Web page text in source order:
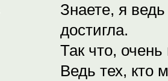
Знаете, я
достигла.
Так что,
Ведь тех, кто